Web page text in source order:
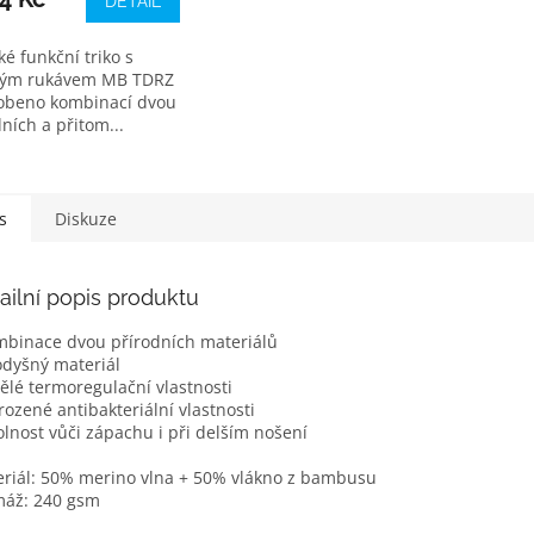
funkční triko s
rukávem MB TDRZ
kombinací dvou
a přitom...
Diskuze
popis produktu
dvou přírodních materiálů
materiál
termoregulační vlastnosti
antibakteriální vlastnosti
vůči zápachu i při delším nošení
50% merino vlna + 50% vlákno z bambusu
240 gsm